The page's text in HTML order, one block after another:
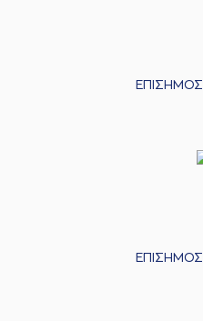
ΕΠΙΣΗΜΟΣ
ΕΠΙΣΗΜΟΣ